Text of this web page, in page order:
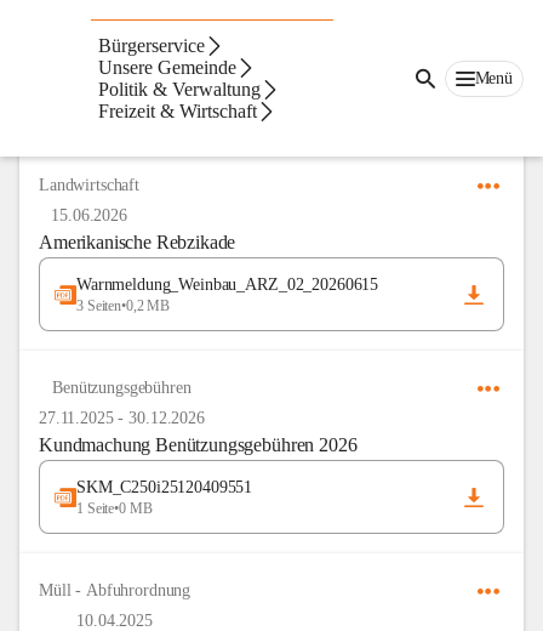
Bürgerservice
Unsere Gemeinde
Politik & Verwaltung
Freizeit & Wirtschaft
Menü
Amtstafel
Landwirtschaft
15.06.2026
Amerikanische Rebzikade
Warnmeldung_Weinbau_ARZ_02_20260615
3 Seiten•0,2 MB
Benützungsgebühren
27.11.2025-30.12.2026
Kundmachung Benützungsgebühren 2026
SKM_C250i25120409551
1 Seite•0 MB
Müll - Abfuhrordnung
10.04.2025